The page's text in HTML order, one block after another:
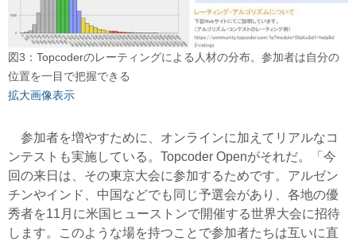
図3：Topcoderのレーティングによる人材の分布。参加者は自分の
位置を一目で把握できる
拡大画像表示
参加者を増やすために、オンラインに加えてリアルなコ
ンテストも実施している。 Topcoder Openがそれだ。「今
回の来日は、その東京大会に参加するためです。アルゼン
チンやインド、中国などでも同じ予選会があり、各地の優
秀者を11月に米国ヒューストンで開催する世界大会に招待
します。このような場を持つことで参加者たちは互いに直